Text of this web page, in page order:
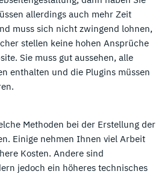
allerdings auch mehr Zeit
muss sich nicht zwingend lohnen,
stellen keine hohen Ansprüche
Sie muss gut aussehen, alle
enthalten und die Plugins müssen
Methoden bei der Erstellung der
Einige nehmen Ihnen viel Arbeit
Kosten. Andere sind
jedoch ein höheres technisches